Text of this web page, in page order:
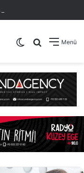
Menü
Arama yap
Dış görünümü